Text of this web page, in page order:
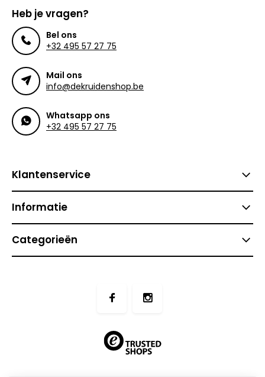
Heb je vragen?
Bel ons
+32 495 57 27 75
Mail ons
info@dekruidenshop.be
Whatsapp ons
+32 495 57 27 75
Klantenservice
Informatie
Categorieën